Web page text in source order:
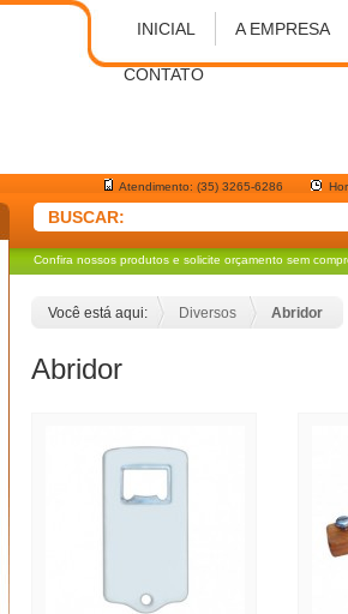
INICIAL A EMPRESA
CONTATO
Atendimento: (35) 3265-6286
BUSCAR:
Confira nossos produtos e solicite orçamento sem
Você está aqui: Diversos Abridor
Abridor